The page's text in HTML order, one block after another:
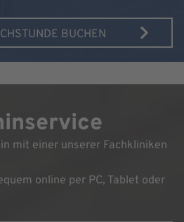
BUCHEN
mit einer unserer Fachkliniken
online per PC, Tablet oder